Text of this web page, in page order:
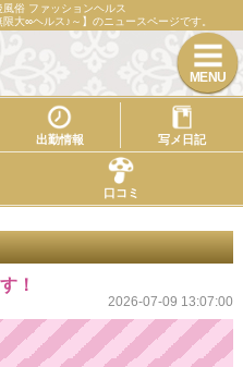
俗 ファッションヘルス
大∞ヘルス♪～】のニュースページです。
出勤情報 写メ日記
口コミ
！
2026-07-09 13:07:00